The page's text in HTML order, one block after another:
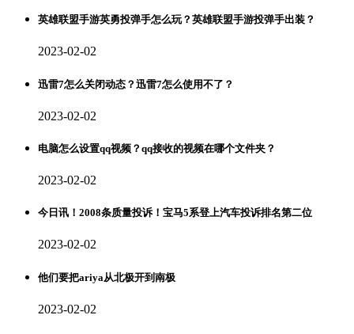
英雄联盟手游英勇投弹手怎么玩？英雄联盟手游投弹手出装？
2023-02-02
迅雷7怎么关闭动态？迅雷7怎么使用不了？
2023-02-02
电脑怎么设置qq视频？qq接收的视频在哪个文件夹？
2023-02-02
今日讯！2008条质量投诉！宝马5系登上汽车投诉排名第二位
2023-02-02
他们要把ariya从北极开到南极
2023-02-02